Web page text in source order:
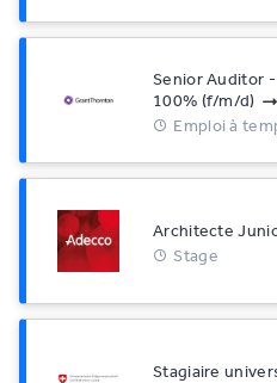
Senior Auditor
100% (f/m/d)
Emploi à
Architecte
Stage
Stagiaire